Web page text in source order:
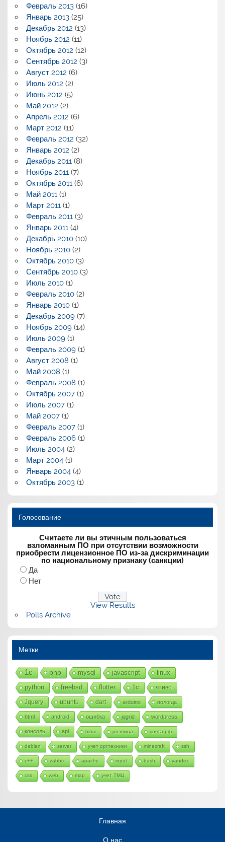
Февраль 2013(16)
Январь 2013(25)
Декабрь 2012 (13)
Ноябрь 2012 (11)
Октябрь 2012 (12)
Сентябрь 2012 (3)
Август 2012 (6)
Июль 2012 (2)
Июнь 2012 (5)
Май 2012 (2)
Апрель 2012 (6)
Март 2012 (11)
Февраль 2012 (32)
Январь 2012 (2)
Декабрь 2011(8)
Ноябрь 2011(7)
Октябрь 2011(6)
Май 2011(1)
Март 2011(1)
Февраль 2011(3)
Январь 2011(4)
Декабрь 2010(10)
Ноябрь 2010(2)
Октябрь 2010(3)
Сентябрь 2010(3)
Июль 2010(1)
Февраль 2010(2)
Январь 2010(1)
Декабрь 2009(7)
Ноябрь 2009(14)
Июль 2009(1)
Февраль 2009(1)
Август 2008 (1)
Май 2008 (1)
Февраль 2008 (1)
Октябрь 2007(1)
Июль 2007(1)
Май 2007(1)
Февраль 2007(1)
Февраль 2006(1)
Июль 2004(2)
Март 2004(1)
Январь 2004(4)
Октябрь 2003(1)
Голосование
Считаете ли вы этичным пользоваться
взломанным ПО при отсутствии возможности
приобрести лицензионное ПО из-за дискриминации
по национальному признаку (санкции)
Да
Нет
View Results
Polls Archive
Метки
1с php mysql javascript linux
python freebsd flutter 1c чтиво
Jquery ubuntu dart arduino вологда
html android ошибка jqgrid wordpress
консоль api bitrix розница почта рф
debian server учет оргтехники minecraft ssh
c++ zabbix apache input bash yandex
css web map учет ТМЦ
Главная
О нас